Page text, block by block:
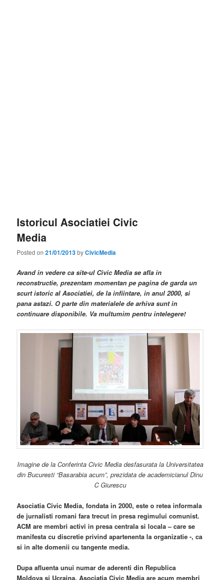
Istoricul Asociatiei Civic
Media
Posted on21/01/2013byCivicMedia
Avand in vedere ca site-ul Civic Media se afla in
reconstructie, prezentam momentan pe pagina de garda un
scurt istoric al Asociatiei, de la infiintare, in anul 2000, si
pana astazi. O parte din materialele de arhiva sunt in
continuare disponibile. Va multumim pentru intelegere!
Imagine de la Conferinta Civic Media desfasurata la Universitatea
din Bucuresti “Basarabia acum”, prezidata de academicianul Dinu
C Giurescu
Asociatia Civic Media, fondata in 2000, este o retea informala
de jurnalisti romani fara trecut in presa regimului comunist.
ACM are membri activi in presa centrala si locala – care se
manifesta cu discretie privind apartenenta la organizatie -, ca
si in alte domenii cu tangente media.
Dupa afluenta unui numar de aderenti din Republica
Moldova si Ucraina, Asociatia Civic Media are acum membri